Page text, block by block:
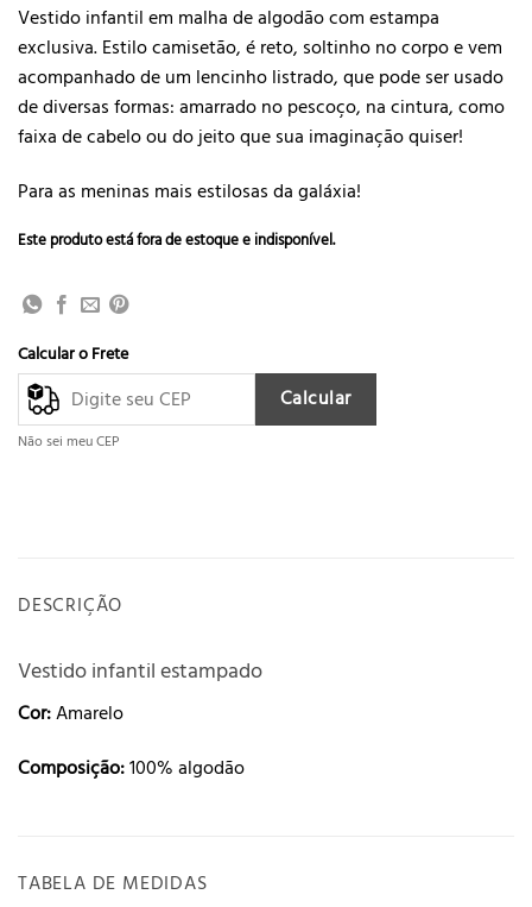
Vestido infantil em malha de algodão com estampa
exclusiva. Estilo camisetão, é reto, soltinho no corpo e vem
acompanhado de um lencinho listrado, que pode ser usado
de diversas formas: amarrado no pescoço, na cintura, como
faixa de cabelo ou do jeito que sua imaginação quiser!
Para as meninas mais estilosas da galáxia!
Este produto está fora de estoque e indisponível.
Calcular o Frete
Calcular
Não sei meu CEP
DESCRIÇÃO
Vestido infantil estampado
Cor:Amarelo
Composição:100% algodão
TABELA DE MEDIDAS